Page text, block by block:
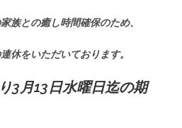
族との癒し時間確保のため、
休をいただいております。
3月13日水曜日迄の期